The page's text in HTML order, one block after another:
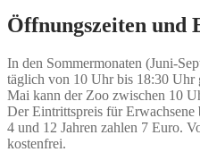
Öffnungszeiten und
In den Sommermonaten (Juni-
täglich von 10 Uhr bis 18:30 Uhr
Mai kann der Zoo zwischen 10
Der Eintrittspreis für
4 und 12 Jahren zahlen 7 Euro.
kostenfrei.